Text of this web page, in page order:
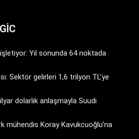
Yıl sonunda 64 noktada
Sektör gelirleri 1,6 trilyon TL’ye
dolarlık anlaşmayla Suudi
mühendis Koray Kavukcuoğlu’na